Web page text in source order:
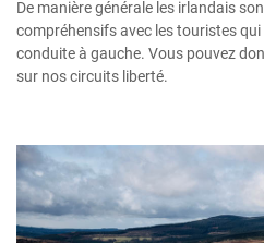
De manière générale les irlandais
compréhensifs avec les touristes qui
conduite à gauche. Vous pouvez
sur nos circuits liberté.